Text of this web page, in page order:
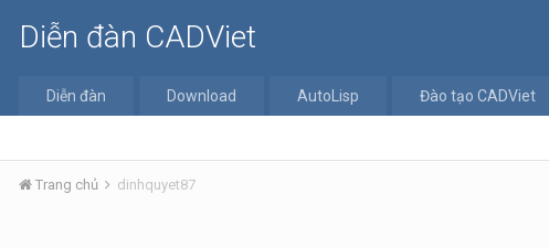
Diễn đàn CADViet
Diễn đàn Download AutoLisp Đào tạo CADViet
Trang chủ dinhquyet87